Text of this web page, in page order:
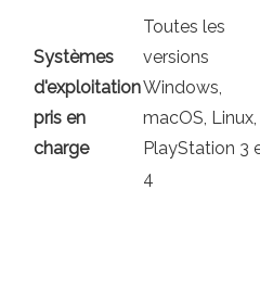
Systèmes
d'exploitation
pris en
charge
Toutes les
versions
Windows,
macOS, Linux,
PlayStation 3
4